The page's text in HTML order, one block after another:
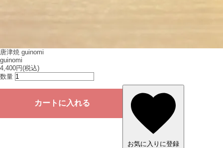
唐津焼 guinomi
guinomi
4,400円(税込)
数量
お気に入りに登録